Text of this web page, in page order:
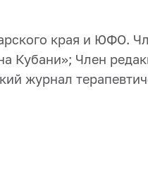
края и ЮФО.
Кубани»; Член
журнал